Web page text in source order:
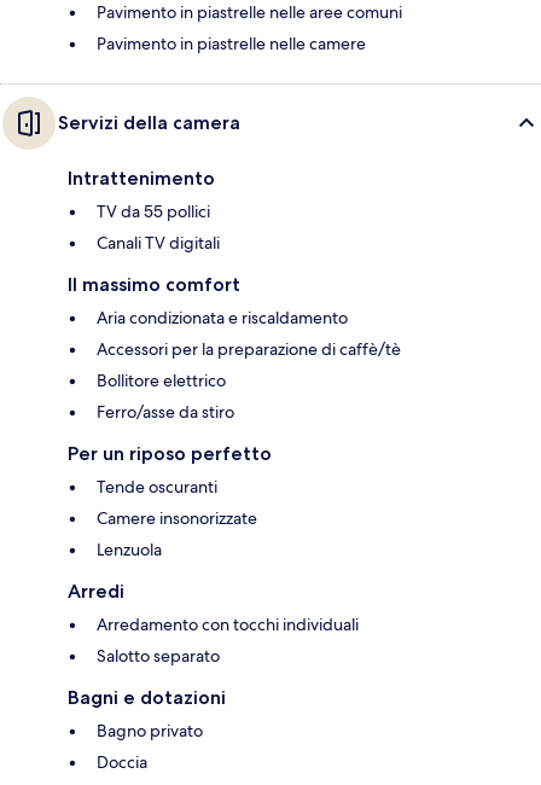
Pavimento in piastrelle nelle aree comuni
Pavimento in piastrelle nelle camere
Servizi della camera
Intrattenimento
TV da 55 pollici
Canali TV digitali
Il massimo comfort
Aria condizionata e riscaldamento
Accessori per la preparazione di caffè/tè
Bollitore elettrico
Ferro/asse da stiro
Per un riposo perfetto
Tende oscuranti
Camere insonorizzate
Lenzuola
Arredi
Arredamento con tocchi individuali
Salotto separato
Bagni e dotazioni
Bagno privato
Doccia